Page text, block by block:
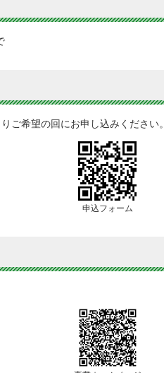
ご希望の回にお申し込みください。
申込フォーム